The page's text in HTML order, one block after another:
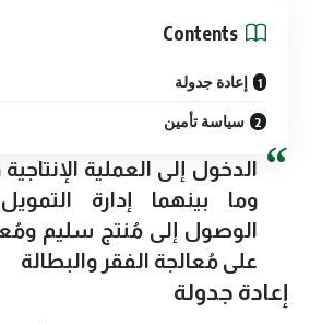
Contents
إعادة جدولة
سياسة تأمين
الدخول إلى العملية
وما بينهما إدارة
الوصول إلى مُنتج سليم
على مُعالجة الفقر والبطالة
إعادة جدولة